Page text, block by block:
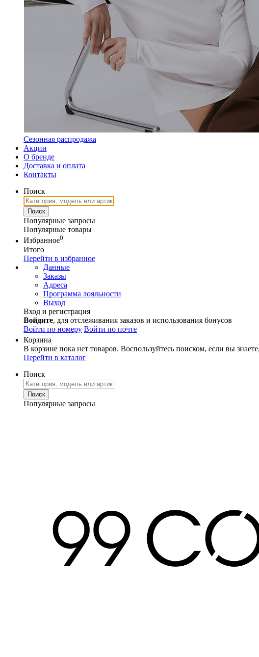
Сезонная распродажа
Акции
О бренде
Доставка и оплата
Контакты
Поиск
Популярные запросы
Популярные товары
Избранное0
Итого
Перейти в избранное
Данные
Заказы
Адреса
Программа лояльности
Выход
Вход и регистрация
Войдите, для отслеживания заказов и использования бонусов
Войти по номеру Войти по почте
Корзина
В корзине пока нет товаров. Воспользуйтесь поиском, если вы
Перейти в каталог
Поиск
Популярные запросы